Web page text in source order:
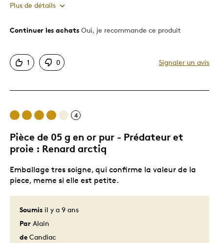
Plus de détails
Le pour
Original
Continuer les achats Oui, je recommande ce produit
1 0 Signaler un avis
4
Pièce de 05 g en or pur - Prédateur et
proie : Renard arctiq
Soumis il y a 9 ans
Par Alain
de Candiac
Emballage tres soigne, qui confirme la valeur de la
piece, meme si elle est petite.